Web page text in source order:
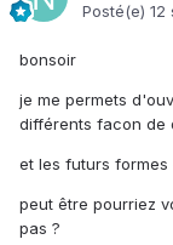
Posté(e) 12
bonsoir
je me permets
différents facon de
et les futurs
peut être pourriez
pas ?